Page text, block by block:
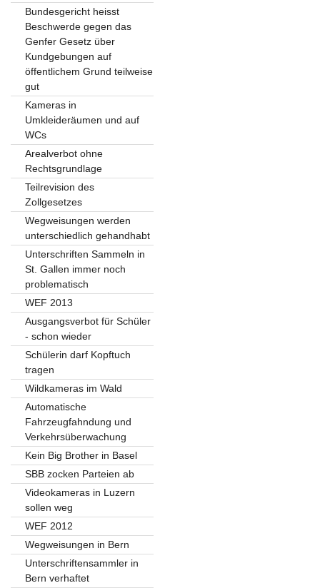
Bundesgericht heisst
Beschwerde gegen das
Genfer Gesetz über
Kundgebungen auf
öffentlichem Grund teilweise
gut
Kameras in
Umkleideräumen und auf
WCs
Arealverbot ohne
Rechtsgrundlage
Teilrevision des
Zollgesetzes
Wegweisungen werden
unterschiedlich gehandhabt
Unterschriften Sammeln in
St. Gallen immer noch
problematisch
WEF 2013
Ausgangsverbot für Schüler
- schon wieder
Schülerin darf Kopftuch
tragen
Wildkameras im Wald
Automatische
Fahrzeugfahndung und
Verkehrsüberwachung
Kein Big Brother in Basel
SBB zocken Parteien ab
Videokameras in Luzern
sollen weg
WEF 2012
Wegweisungen in Bern
Unterschriftensammler in
Bern verhaftet